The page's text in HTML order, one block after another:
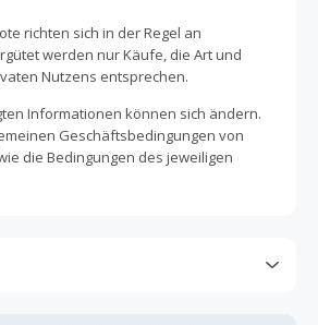
richten sich in der Regel an
werden nur Käufe, die Art und
Nutzens entsprechen.
Informationen können sich ändern.
Geschäftsbedingungen von
die Bedingungen des jeweiligen